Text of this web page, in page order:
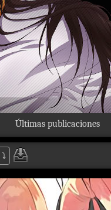
Últimas publicaciones
⤵